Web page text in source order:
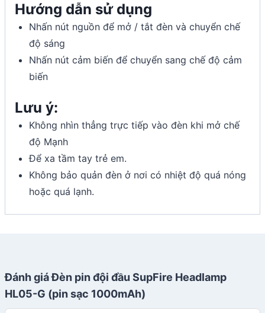
Hướng dẫn sử dụng
Nhấn nút nguồn để mở / tắt đèn và chuyển chế
độ sáng
Nhấn nút cảm biến để chuyển sang chế độ cảm
biến
Lưu ý:
Không nhìn thẳng trực tiếp vào đèn khi mở chế
độ Mạnh
Để xa tầm tay trẻ em.
Không bảo quản đèn ở nơi có nhiệt độ quá nóng
hoặc quá lạnh.
Đánh giá Đèn pin đội đầu SupFire Headlamp
HL05-G (pin sạc 1000mAh)